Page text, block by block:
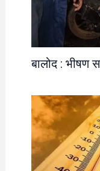
बालोद : भीषण